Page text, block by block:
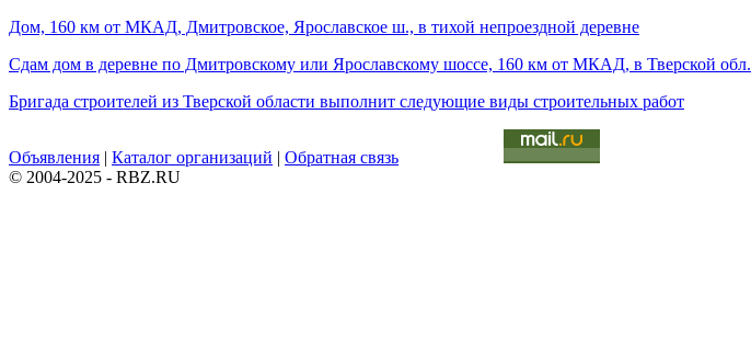
Дом, 160 км от МКАД, Дмитровское, Ярославское ш., в тихой непроездной деревне
Сдам дом в деревне по Дмитровскому или Ярославскому шоссе, 160 км от МКАД, в Тверской обл.
Бригада строителей из Тверской области выполнит следующие виды строительных работ
Объявления | Каталог организаций | Обратная связь
© 2004-2025 - RBZ.RU